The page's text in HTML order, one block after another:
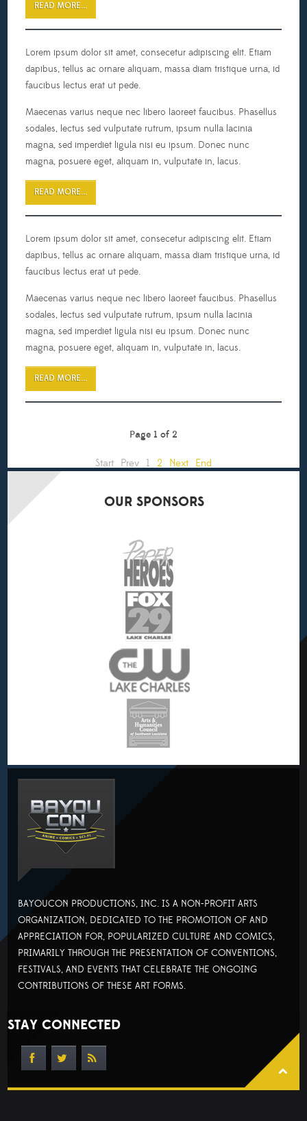
READ MORE...
Lorem ipsum dolor sit amet, consecetur adipiscing elit. Etiam
dapibus, tellus ac ornare aliquam, massa diam tristique urna, id
faucibus lectus erat ut pede.
Maecenas varius neque nec libero laoreet faucibus. Phasellus
sodales, lectus sed vulputate rutrum, ipsum nulla lacinia
magna, sed imperdiet ligula nisi eu ipsum. Donec nunc
magna, posuere eget, aliquam in, vulputate in, lacus.
READ MORE...
Lorem ipsum dolor sit amet, consecetur adipiscing elit. Etiam
dapibus, tellus ac ornare aliquam, massa diam tristique urna, id
faucibus lectus erat ut pede.
Maecenas varius neque nec libero laoreet faucibus. Phasellus
sodales, lectus sed vulputate rutrum, ipsum nulla lacinia
magna, sed imperdiet ligula nisi eu ipsum. Donec nunc
magna, posuere eget, aliquam in, vulputate in, lacus.
READ MORE...
Page 1 of 2
Start Prev 1 2 Next End
OUR SPONSORS
BAYOUCON PRODUCTIONS, INC. IS A NON-PROFIT ARTS
ORGANIZATION, DEDICATED TO THE PROMOTION OF AND
APPRECIATION FOR, POPULARIZED CULTURE AND COMICS,
PRIMARILY THROUGH THE PRESENTATION OF CONVENTIONS,
FESTIVALS, AND EVENTS THAT CELEBRATE THE ONGOING
CONTRIBUTIONS OF THESE ART FORMS.
STAY CONNECTED